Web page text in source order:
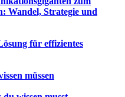
Wandel, Strategie und
für effizientes
müssen